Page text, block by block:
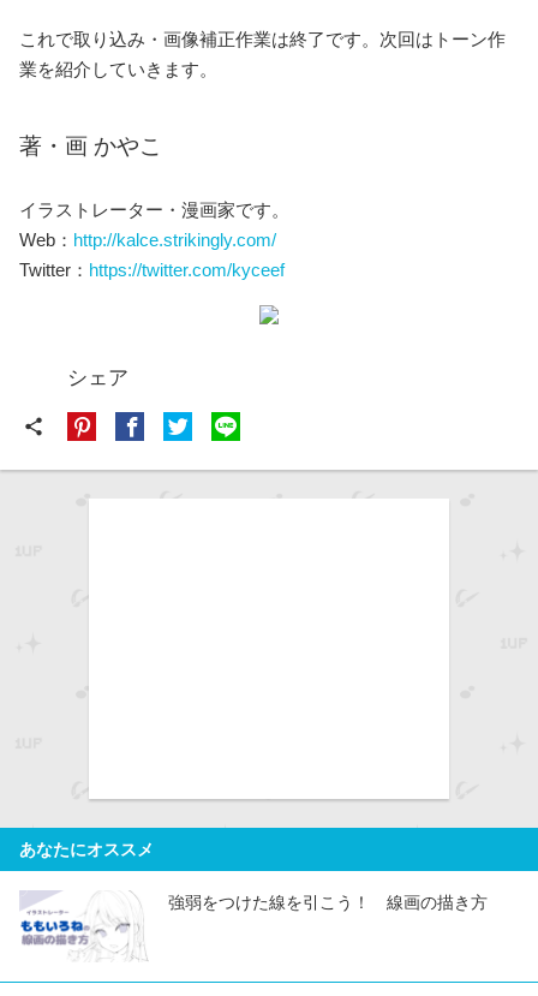
これで取り込み・画像補正作業は終了です。次回はトーン作
業を紹介していきます。
著・画 かやこ
イラストレーター・漫画家です。
Web： http://kalce.strikingly.com/
Twitter： https://twitter.com/kyceef
シェア
share
あなたにオススメ
強弱をつけた線を引こう！ 線画の描き方